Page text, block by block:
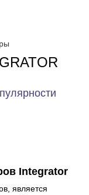
Integrator
является